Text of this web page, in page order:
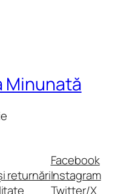
Minunată
returnări
Facebook
Instagram
Twitter/X